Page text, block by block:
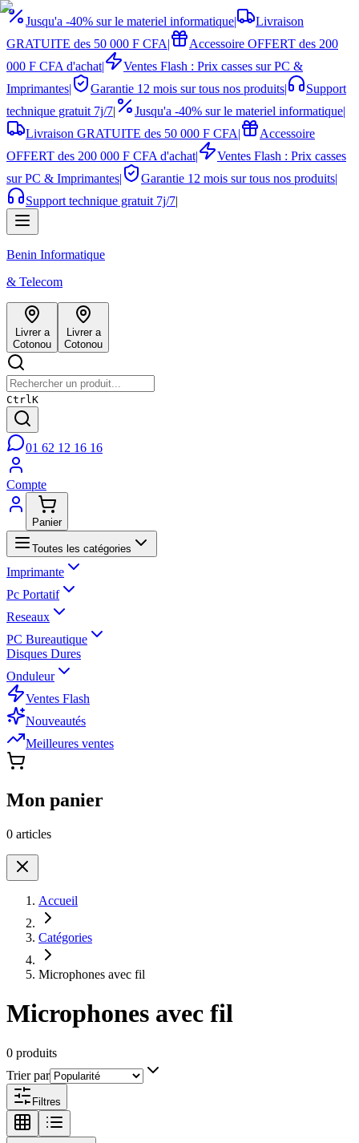
Jusqu'a -40% sur le materiel informatique|
Livraison
GRATUITE des 50 000 F CFA|
Accessoire OFFERT des 200
000 F CFA d'achat|
Ventes Flash : Prix casses sur PC &
Imprimantes| Garantie 12 mois sur tous nos produits|
Support
technique gratuit 7j/7| Jusqu'a -40% sur le materiel informatique|
Livraison GRATUITE des 50 000 F CFA|
Accessoire
OFFERT des 200 000 F CFA d'achat|
Ventes Flash : Prix casses
sur PC & Imprimantes| Garantie 12 mois sur tous nos produits|
Support technique gratuit 7j/7|
Benin Informatique
& Telecom
Livrer a
Cotonou
Livrer a
Cotonou
CtrlK
01 62 12 16 16
Compte
Panier
Toutes les catégories
Imprimante
Pc Portatif
Reseaux
PC Bureautique
Disques Dures
Onduleur
Ventes Flash
Nouveautés
Meilleures ventes
Mon panier
0 articles
Accueil
Catégories
Microphones avec fil
Microphones avec fil
0 produits
Trier par
Filtres